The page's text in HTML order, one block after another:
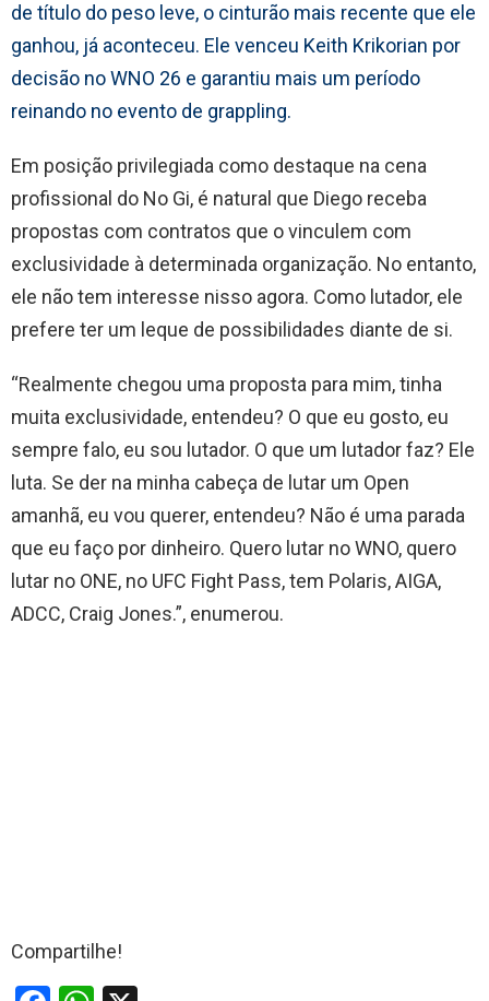
de título do peso leve, o cinturão mais recente que ele
ganhou, já aconteceu. Ele venceu Keith Krikorian por
decisão no WNO 26 e garantiu mais um período
reinando no evento de grappling.
Em posição privilegiada como destaque na cena
profissional do No Gi, é natural que Diego receba
propostas com contratos que o vinculem com
exclusividade à determinada organização. No entanto,
ele não tem interesse nisso agora. Como lutador, ele
prefere ter um leque de possibilidades diante de si.
“Realmente chegou uma proposta para mim, tinha
muita exclusividade, entendeu? O que eu gosto, eu
sempre falo, eu sou lutador. O que um lutador faz? Ele
luta. Se der na minha cabeça de lutar um Open
amanhã, eu vou querer, entendeu? Não é uma parada
que eu faço por dinheiro. Quero lutar no WNO, quero
lutar no ONE, no UFC Fight Pass, tem Polaris, AIGA,
ADCC, Craig Jones.”, enumerou.
Compartilhe!